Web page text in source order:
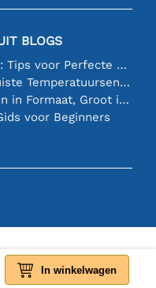
In winkelwagen
BLOGS
Solderen als een Pro: Tips voor Perfecte Elektronische Verbindingen
Het Kiezen van de Juiste Temperatuursensor [youtube]
18650 Batterijen: Klein in Formaat, Groot in Prestatie
voor Beginners